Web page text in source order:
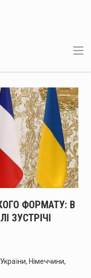
ФОРМАТУ: В
ЗУСТРІЧІ
Німеччини,